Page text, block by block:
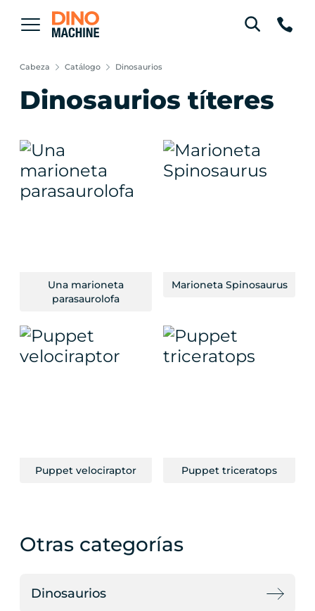
Cabeza Catálogo Dinosaurios
Dinosaurios títeres
Una marioneta
parasaurolofa
Marioneta Spinosaurus
Puppet velociraptor Puppet triceratops
Otras categorías
Dinosaurios